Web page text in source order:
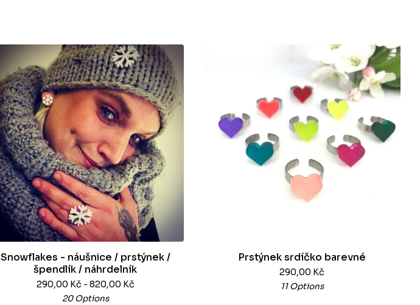
Snowflakes - náušnice / prstýnek /
špendlík / náhrdelník
290,00 Kč - 820,00 Kč
20 Options
Prstýnek srdíčko barevné
290,00 Kč
11 Options